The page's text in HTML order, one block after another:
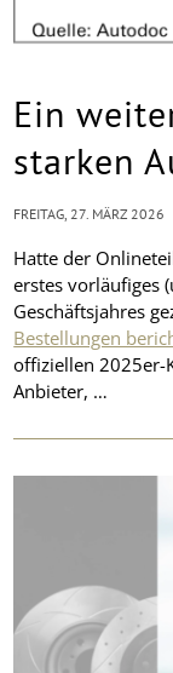
Ein
starken
Hatte der
erstes vorläufiges
Geschäftsjahres
Bestellungen
offiziellen 2025er-
Anbieter, …
FREITAG, 27. MÄRZ 2026